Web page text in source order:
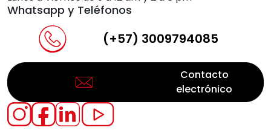
Whatsapp y Teléfonos
(+57) 3009794085
Contacto
electrónico